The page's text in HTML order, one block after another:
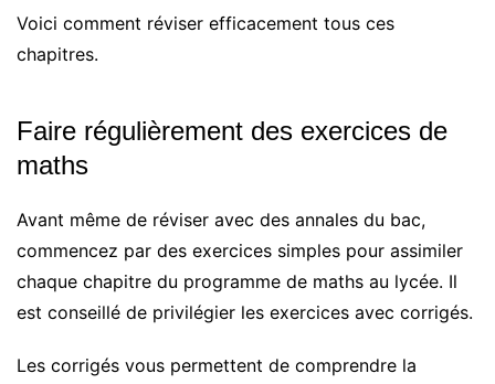
Voici comment réviser efficacement tous ces
chapitres.
Faire régulièrement des exercices de
maths
Avant même de réviser avec des annales du bac,
commencez par des exercices simples pour assimiler
chaque chapitre du programme de maths au lycée. Il
est conseillé de privilégier les exercices avec corrigés.
Les corrigés vous permettent de comprendre la